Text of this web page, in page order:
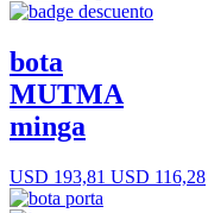
bota
MUTMA
minga
USD 193,81 USD 116,28